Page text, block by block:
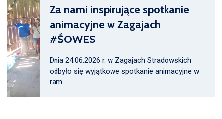
Za nami inspirujące spotkanie
animacyjne w Zagajach
#ŚOWES
Dnia 24.06.2026 r. w Zagajach Stradowskich
odbyło się wyjątkowe spotkanie animacyjne w
ram